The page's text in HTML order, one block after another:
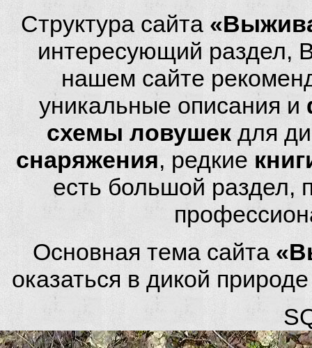
Структура сайта
интересующий раздел,
нашем сайте
уникальные описания и
схемы ловушек для
снаряжения, редкие
есть большой
Основная тема сайта
оказаться в дикой